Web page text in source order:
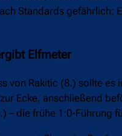
Standards gefährlich:
Elfmeter
von Rakitic (8.) sollte
Ecke, anschließend
– die frühe 1:0-Führung